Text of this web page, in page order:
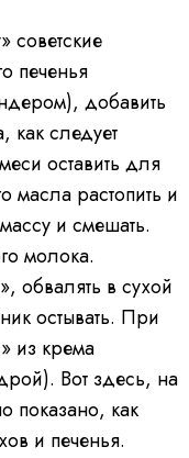
советские
печенья
добавить
как следует
оставить для
масла растопить и
и смешать.
молока.
обвалять в сухой
остывать. При
из крема
Вот здесь, на
показано, как
и печенья.